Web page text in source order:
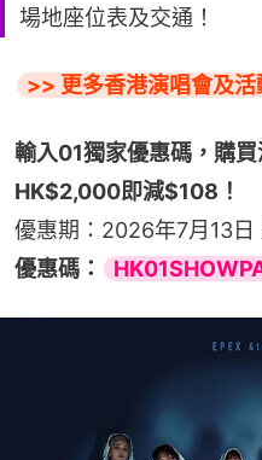
場地座位表及交通！
>> 更多香港演唱會及
輸入01獨家優惠碼，購
HK$2,000即減$108！
優惠期：2026年7月13
優惠碼：